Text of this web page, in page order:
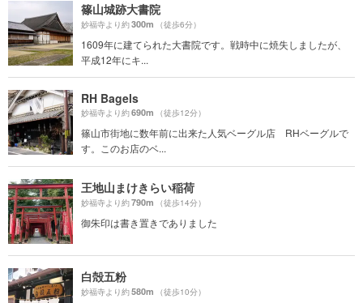
篠山城跡大書院
妙福寺より約300m （徒歩6分）
1609年に建てられた大書院です。戦時中に焼失しましたが、
平成12年にキ...
RH Bagels
妙福寺より約690m （徒歩12分）
篠山市街地に数年前に出来た人気ベーグル店 RHベーグルで
す。このお店のベ...
王地山まけきらい稲荷
妙福寺より約790m （徒歩14分）
御朱印は書き置きでありました
白殻五粉
妙福寺より約580m （徒歩10分）